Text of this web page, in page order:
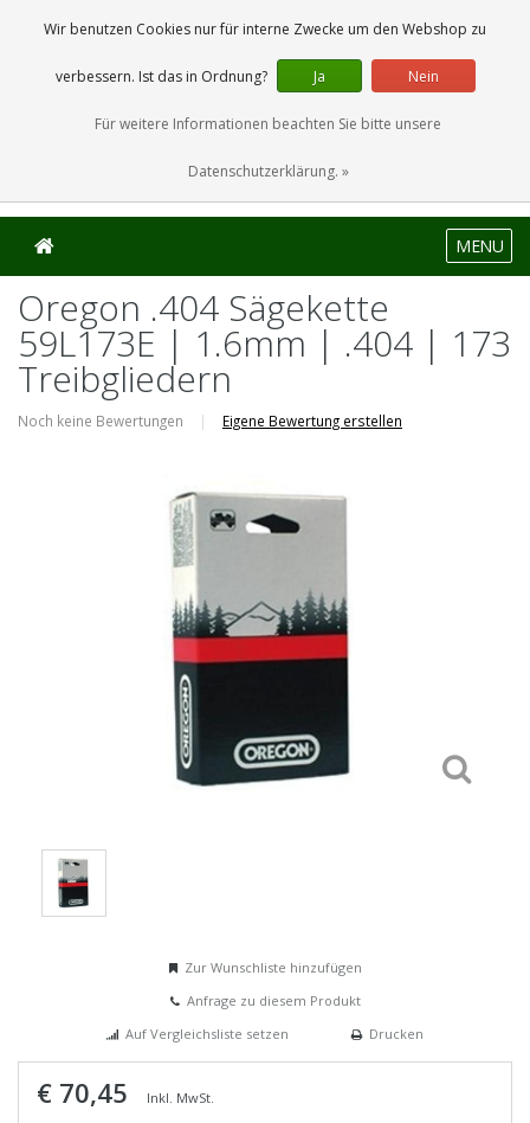
0 Artikel
MENU
Oregon .404 Sägekette
59L173E | 1.6mm | .404 | 173
Treibgliedern
Noch keine Bewertungen | Eigene Bewertung erstellen
Zur Wunschliste hinzufügen
Anfrage zu diesem Produkt
Auf Vergleichsliste setzen
Drucken
€ 70,45 Inkl. MwSt.
Wir benutzen Cookies nur für interne Zwecke um den Webshop zu
verbessern. Ist das in Ordnung? Ja Nein
Für weitere Informationen beachten Sie bitte unsere
Datenschutzerklärung. »